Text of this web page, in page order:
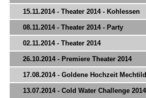
15.11.2014 - Theater 2014 - Kohlessen
08.11.2014 - Theater 2014 - Party
02.11.2014 - Theater 2014
26.10.2014 - Premiere Theater 2014
17.08.2014 - Goldene Hochzeit
13.07.2014 - Cold Water Challenge 2014